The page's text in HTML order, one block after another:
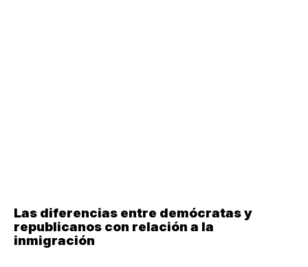
Las diferencias entre demócratas y
republicanos con relación a la
inmigración